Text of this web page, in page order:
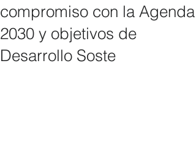
compromiso con la Agenda
2030 y objetivos de
Desarrollo Soste